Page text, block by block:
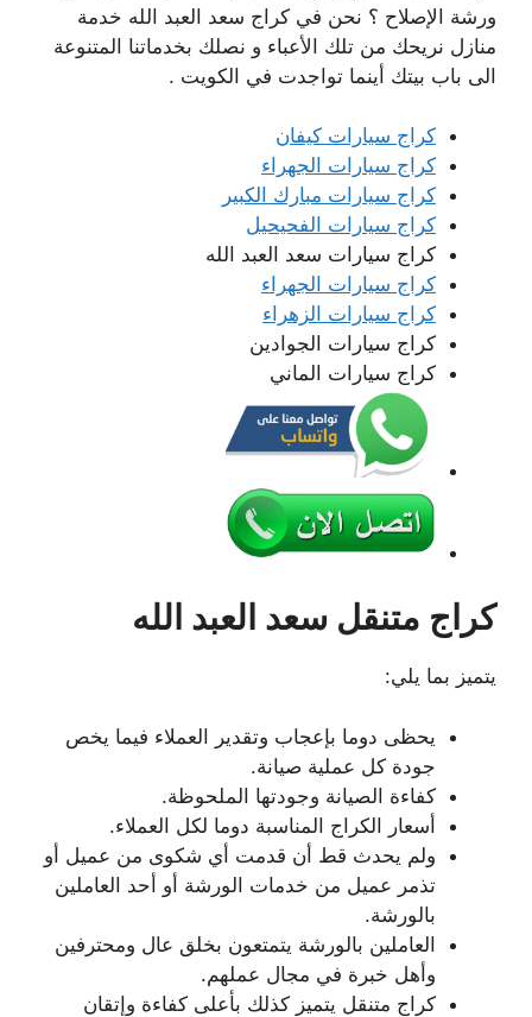
ورشة الإصلاح ؟ نحن في كراج سعد العبد الله خدمة
منازل نريحك من تلك الأعباء و نصلك بخدماتنا المتنوعة
الى باب بيتك أينما تواجدت في الكويت .
كراج سيارات كيفان
كراج سيارات الجهراء
كراج سيارات مبارك الكبير
كراج سيارات الفحيحيل
كراج سيارات سعد العبد الله
كراج سيارات الجهراء
كراج سيارات الزهراء
كراج سيارات الجوادين
كراج سيارات الماني
كراج متنقل سعد العبد الله
يتميز بما يلي:
يحظى دوما بإعجاب وتقدير العملاء فيما يخص
جودة كل عملية صيانة.
كفاءة الصيانة وجودتها الملحوظة.
أسعار الكراج المناسبة دوما لكل العملاء.
ولم يحدث قط أن قدمت أي شكوى من عميل أو
تذمر عميل من خدمات الورشة أو أحد العاملين
بالورشة.
العاملين بالورشة يتمتعون بخلق عال ومحترفين
وأهل خبرة في مجال عملهم.
كراج متنقل يتميز كذلك بأعلى كفاءة وإتقان